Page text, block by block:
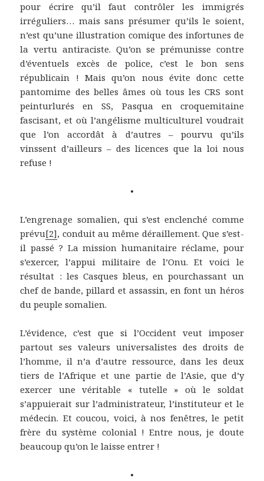
pour écrire qu’il faut contrôler les immigrés
irréguliers… mais sans présumer qu’ils le soient,
n’est qu’une illustration comique des infortunes de
la vertu antiraciste. Qu’on se prémunisse contre
d’éventuels excès de police, c’est le bon sens
républicain ! Mais qu’on nous évite donc cette
pantomime des belles âmes où tous les CRS sont
peinturlurés en SS, Pasqua en croquemitaine
fascisant, et où l’angélisme multiculturel voudrait
que l’on accordât à d’autres – pourvu qu’ils
vinssent d’ailleurs – des licences que la loi nous
refuse !
•
L’engrenage somalien, qui s’est enclenché comme
prévu[2], conduit au même déraillement. Que s’est-
il passé ? La mission humanitaire réclame, pour
s’exercer, l’appui militaire de l’Onu. Et voici le
résultat : les Casques bleus, en pourchassant un
chef de bande, pillard et assassin, en font un héros
du peuple somalien.
L’évidence, c’est que si l’Occident veut imposer
partout ses valeurs universalistes des droits de
l’homme, il n’a d’autre ressource, dans les deux
tiers de l’Afrique et une partie de l’Asie, que d’y
exercer une véritable « tutelle » où le soldat
s’appuierait sur l’administrateur, l’instituteur et le
médecin. Et coucou, voici, à nos fenêtres, le petit
frère du système colonial ! Entre nous, je doute
beaucoup qu’on le laisse entrer !
•